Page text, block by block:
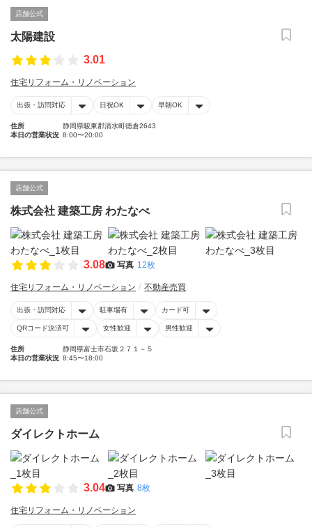
店舗公式
太陽建設
3.01
住宅リフォーム・リノベーション
出張・訪問対応 日祝OK 早朝OK
住所
静岡県駿東郡清水町徳倉2643
本日の営業状況 8:00〜20:00
店舗公式
株式会社 建築工房 わたなべ
3.08 写真 12枚
住宅リフォーム・リノベーション 不動産売買
出張・訪問対応 駐車場有 カード可
QRコード決済可 女性歓迎 男性歓迎
住所
静岡県富士市石坂２７１－５
本日の営業状況 8:45〜18:00
店舗公式
ダイレクトホーム
3.04 写真 8枚
住宅リフォーム・リノベーション